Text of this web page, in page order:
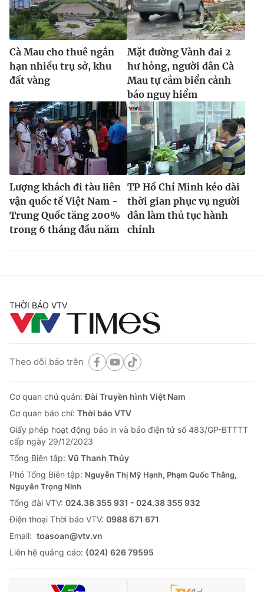
Cà Mau cho thuê ngắn
hạn nhiều trụ sở, khu
đất vàng
Mặt đường Vành đai 2
hư hỏng, người dân Cà
Mau tự cắm biển cảnh
báo nguy hiểm
Lượng khách đi tàu liên
vận quốc tế Việt Nam -
Trung Quốc tăng 200%
trong 6 tháng đầu năm
TP Hồ Chí Minh kéo dài
thời gian phục vụ người
dân làm thủ tục hành
chính
THỜI BÁO VTV
Theo dõi báo trên
Cơ quan chủ quản:Đài Truyền hình Việt Nam
Cơ quan báo chí: Thời báo VTV
Giấy phép hoạt động báo in và báo điện tử số 483/GP-BTTTT
cấp ngày 29/12/2023
Tổng Biên tập: Vũ Thanh Thủy
Phó Tổng Biên tập: Nguyễn Thị Mỹ Hạnh, Phạm Quốc Thắng,
Nguyễn Trọng Ninh
Tổng đài VTV: 024.38 355 931 - 024.38 355 932
Ðiện thoại Thời báo VTV: 0988 671 671
Email: toasoan@vtv.vn
Liên hệ quảng cáo: (024) 626 79595